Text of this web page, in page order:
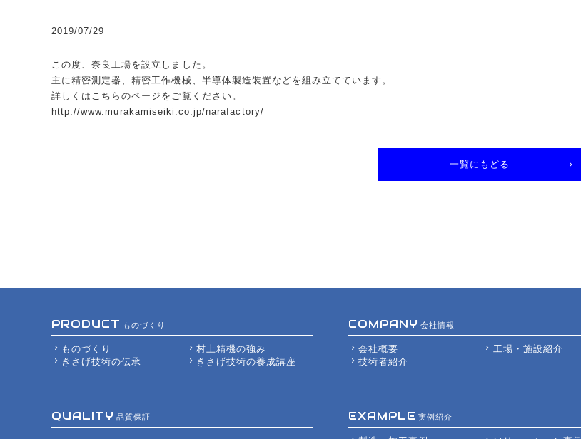
2019/07/29
この度、奈良工場を設立しました。
主に精密測定器、精密工作機械、半導体製造装置などを組み立てています。
詳しくはこちらのページをご覧ください。
http://www.murakamiseiki.co.jp/narafactory/
一覧にもどる
ものづくり
ものづくり
村上精機の強み
きさげ技術の伝承
きさげ技術の養成講座
会社情報
会社概要
工場・施設紹介
技術者紹介
品質保証 実例紹介